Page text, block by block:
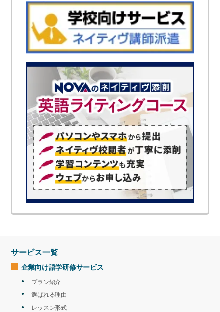
サービス一覧
企業向け語学研修サービス
プラン紹介
選ばれる理由
レッスン形式